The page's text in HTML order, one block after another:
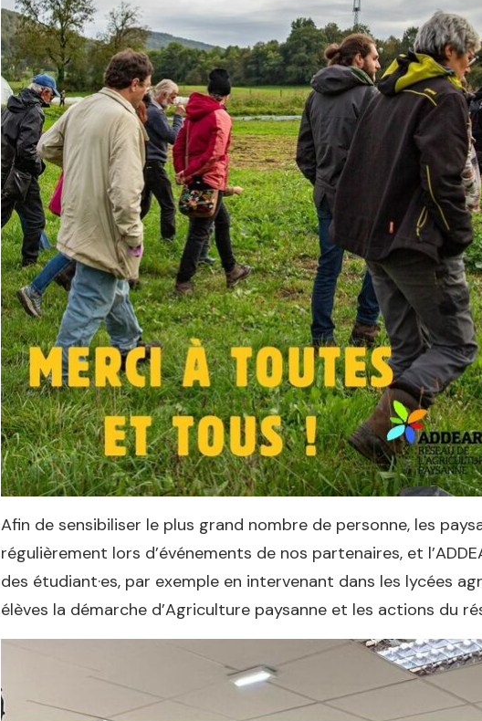
Afin de sensibiliser le plus grand nombre de personne, les
régulièrement lors d’événements de nos partenaires, et
des étudiant·es, par exemple en intervenant dans les lycées
élèves la démarche d’Agriculture paysanne et les actions du